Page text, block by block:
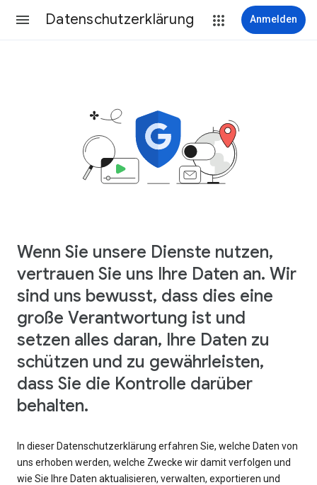
Datenschutzerklärung Anmelden
Wenn Sie unsere Dienste nutzen,
vertrauen Sie uns Ihre Daten an. Wir
sind uns bewusst, dass dies eine
große Verantwortung ist und
setzen alles daran, Ihre Daten zu
schützen und zu gewährleisten,
dass Sie die Kontrolle darüber
behalten.
In dieser Datenschutzerklärung erfahren Sie, welche Daten von
uns erhoben werden, welche Zwecke wir damit verfolgen und
wie Sie Ihre Daten aktualisieren, verwalten, exportieren und